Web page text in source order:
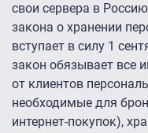
свои сервера в
закона о хранении
вступает в силу 1
закон обязывает все
от клиентов
необходимые для
интернет-покупок),